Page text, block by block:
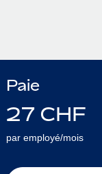
Paie
27 CHF
par employé/mois